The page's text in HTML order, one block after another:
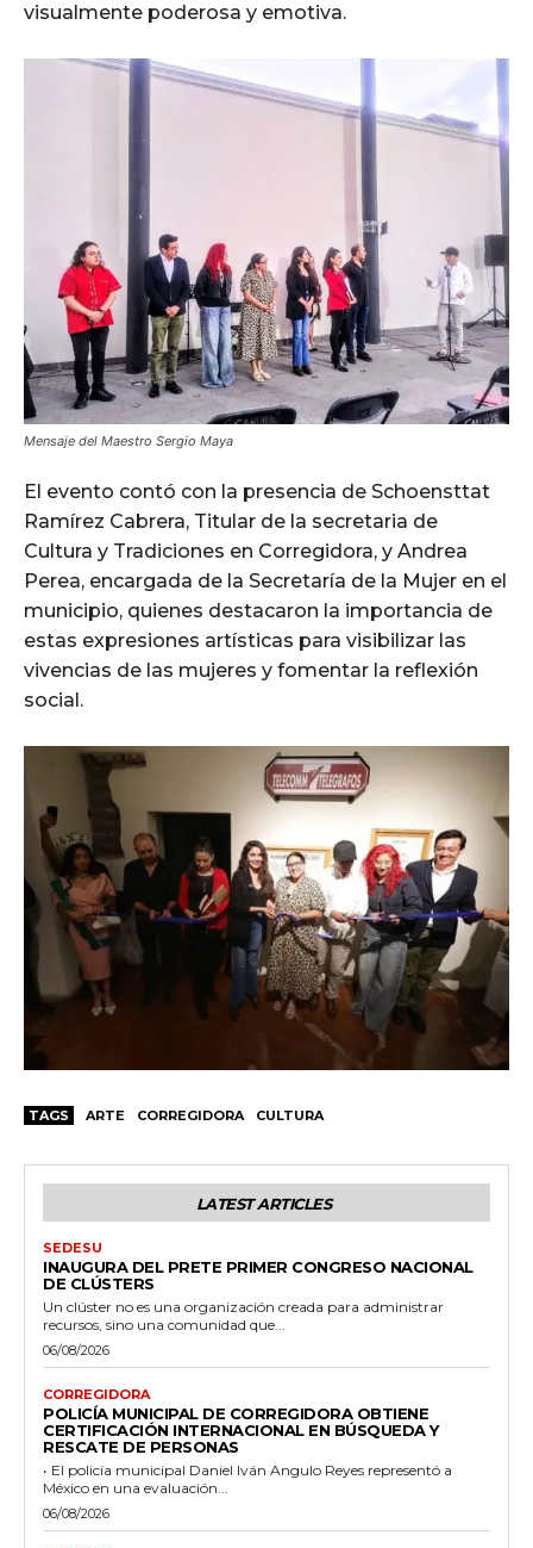
visualmente poderosa y emotiva.
Mensaje del Maestro Sergio Maya
El evento contó con la presencia de Schoensttat
Ramírez Cabrera, Titular de la secretaria de
Cultura y Tradiciones en Corregidora, y Andrea
Perea, encargada de la Secretaría de la Mujer en el
municipio, quienes destacaron la importancia de
estas expresiones artísticas para visibilizar las
vivencias de las mujeres y fomentar la reflexión
social.
TAGS ARTE CORREGIDORA CULTURA
LATEST ARTICLES
SEDESU
INAUGURA DEL PRETE PRIMER CONGRESO NACIONAL
DE CLÚSTERS
Un clúster no es una organización creada para administrar
recursos, sino una comunidad que...
06/08/2026
CORREGIDORA
POLICÍA MUNICIPAL DE CORREGIDORA OBTIENE
CERTIFICACIÓN INTERNACIONAL EN BÚSQUEDA Y
RESCATE DE PERSONAS
• El policía municipal Daniel Iván Angulo Reyes representó a
México en una evaluación...
06/08/2026